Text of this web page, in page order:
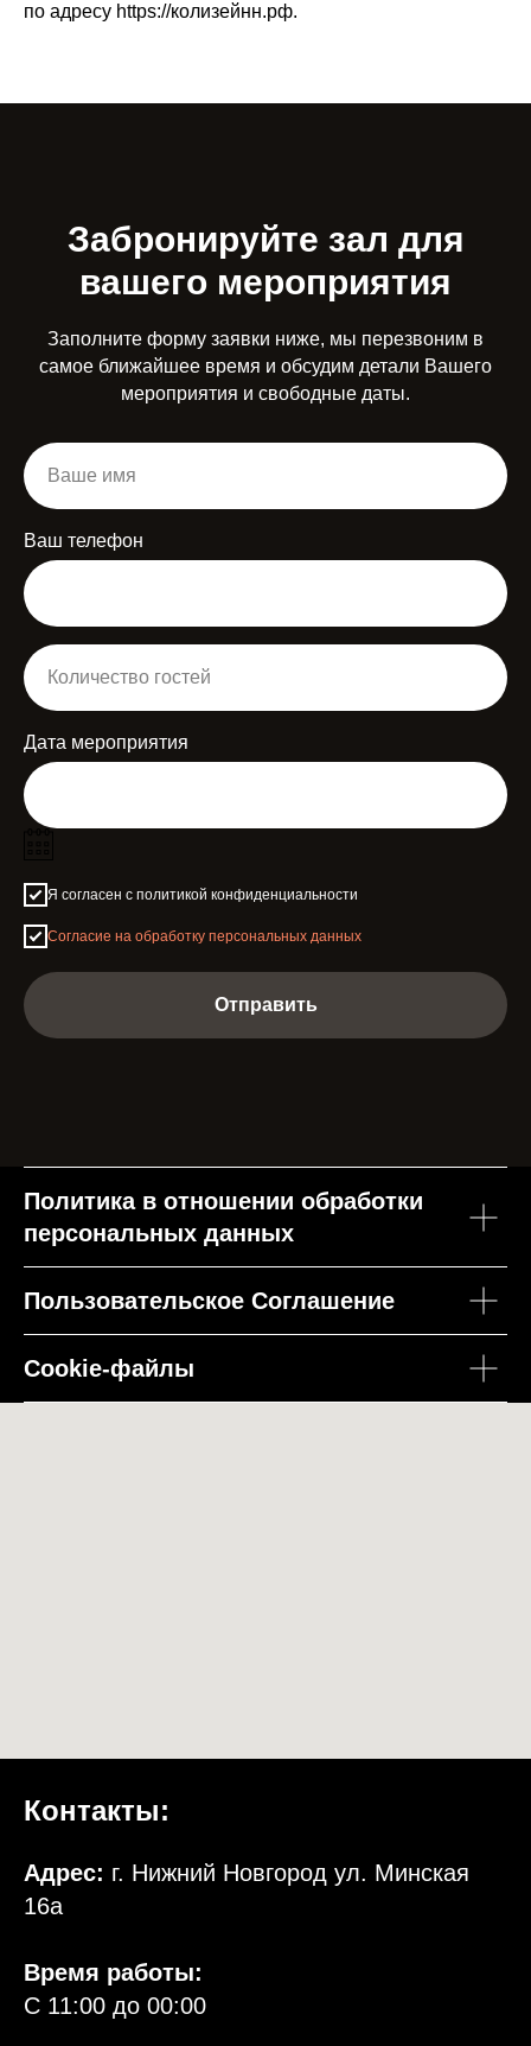
по адресу https://колизейнн.рф.
Забронируйте зал для
вашего мероприятия
Заполните форму заявки ниже, мы перезвоним в
самое ближайшее время и обсудим детали Вашего
мероприятия и свободные даты.
Ваш телефон
Дата мероприятия
Я согласен с политикой конфиденциальности
Согласие на обработку персональных данных
Отправить
Политика в отношении обработки
персональных данных
Пользовательское Соглашение
Cookie-файлы
Контакты:
Адрес: г. Нижний Новгород ул. Минская
16а
Время работы:
С 11:00 до 00:00